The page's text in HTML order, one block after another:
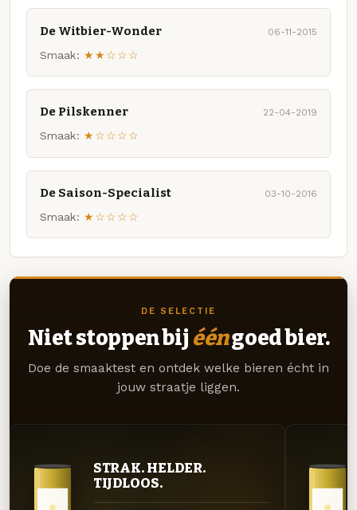
De Witbier-Wonder 06-11-2015
Smaak: ★★☆☆☆
De Pilskenner 22-04-2019
Smaak: ★☆☆☆☆
De Saison-Specialist 03-10-2016
Smaak: ★☆☆☆☆
DE SELECTIE
Niet stoppen bij ééngoed bier.
Doe de smaaktest en ontdek welke bieren écht in
jouw straatje liggen.
STRAK. HELDER.
TIJDLOOS.